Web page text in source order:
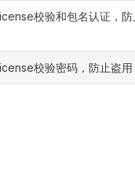
校验和包名认证，
校验密码，防止盗用